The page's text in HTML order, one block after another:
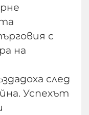
с
на
след
Успехът